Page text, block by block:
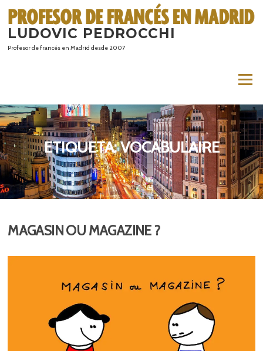
contenido
LUDOVIC PEDROCCHI
Profesor de francés en Madrid desde 2007
Menú
ETIQUETA:VOCABULAIRE
MAGASIN OU MAGAZINE ?